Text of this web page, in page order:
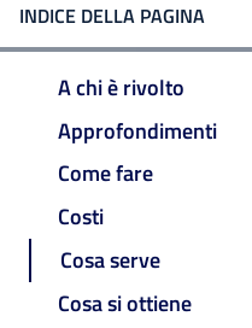
INDICE DELLA PAGINA
A chi è rivolto
Approfondimenti
Come fare
Costi
Cosa serve
Cosa si ottiene